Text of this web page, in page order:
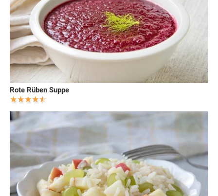
Rote Rüben Suppe